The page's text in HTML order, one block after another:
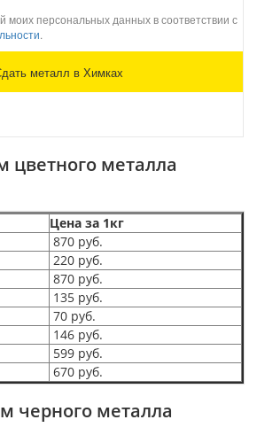
моих персональных данных в соответствии с
.
цветного металла
Цена за 1кг
870 руб.
220 руб.
870 руб.
135 руб.
70 руб.
146 руб.
599 руб.
670 руб.
черного металла